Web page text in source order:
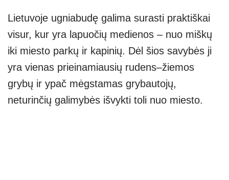
Lietuvoje ugniabudę galima surasti praktiškai
visur, kur yra lapuočių medienos – nuo miškų
iki miesto parkų ir kapinių. Dėl šios savybės ji
yra vienas prieinamiausių rudens–žiemos
grybų ir ypač mėgstamas grybautojų,
neturinčių galimybės išvykti toli nuo miesto.